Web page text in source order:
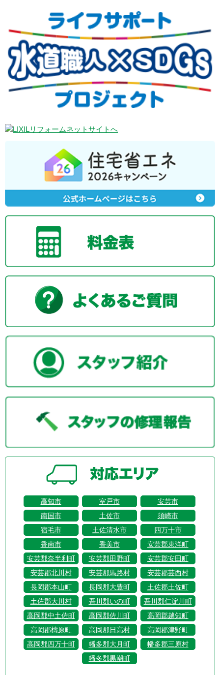
高知市 室戸市
安芸市
南国市
土佐市
須崎市
宿毛市
土佐清水市
四万十市
香南市
香美市
安芸郡東洋町
安芸郡奈半利町
安芸郡田野町
安芸郡安田町
安芸郡北川村
安芸郡馬路村
安芸郡芸西村
長岡郡本山町
長岡郡大豊町
土佐郡土佐町
土佐郡大川村
吾川郡いの町
吾川郡仁淀川町
高岡郡中土佐町
高岡郡佐川町
高岡郡越知町
高岡郡檮原町
高岡郡日高村
高岡郡津野町
高岡郡四万十町
幡多郡大月町
幡多郡三原村
幡多郡黒潮町